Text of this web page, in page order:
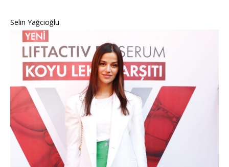
Selin Yağcıoğlu